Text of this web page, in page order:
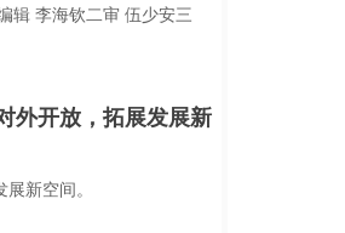
辑 李海钦二审 伍少安三
外开放，拓展发展新
新空间。